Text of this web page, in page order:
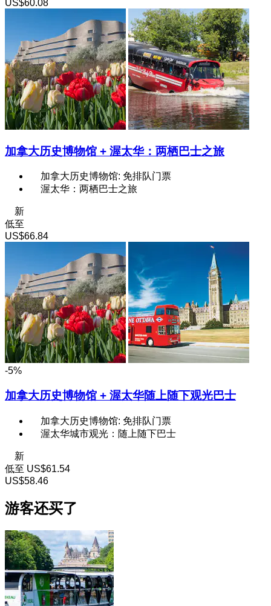
US$60.08
加拿大历史博物馆 + 渥太华：两栖巴士之旅
加拿大历史博物馆: 免排队门票
渥太华：两栖巴士之旅
新
低至
US$66.84
-5%
加拿大历史博物馆 + 渥太华随上随下观光巴士
加拿大历史博物馆: 免排队门票
渥太华城市观光：随上随下巴士
新
低至 US$61.54
US$58.46
游客还买了